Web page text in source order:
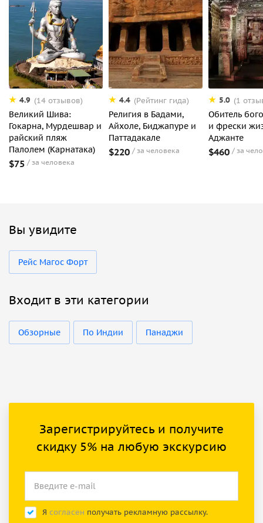
4.9 (14 отзывов)
Великий Шива:
Гокарна, Мурдешвар и
райский пляж
Палолем (Карнатака)
$75 за человека
4.4 (Рейтинг гида)
Религия в Бадами,
Айхоле, Биджапуре и
Паттадакале
$220 за человека
5.0 (1
Обитель
и фрески
Аджанте
$460 за
Вы увидите
Рейс Магос Форт
Входит в эти категории
Обзорные По Индии Панаджи
Зарегистрируйтесь и получите
скидку 5% на любую экскурсию
Я согласен получать рекламную рассылку.